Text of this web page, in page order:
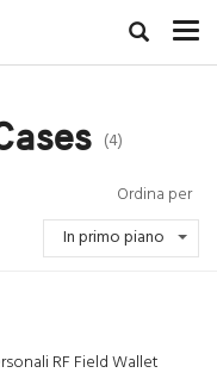
(4)
Ordina per
In primo piano
RF Field Wallet